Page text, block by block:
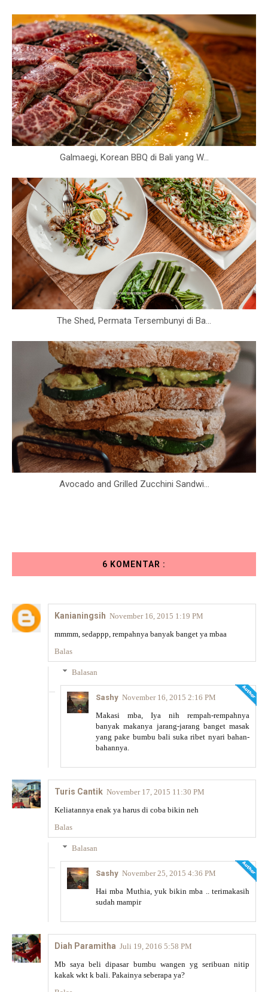
Galmaegi, Korean BBQ di Bali yang W...
The Shed, Permata Tersembunyi di Ba...
Avocado and Grilled Zucchini Sandwi...
6 KOMENTAR :
Kanianingsih November 16, 2015 1:19 PM
mmmm, sedappp, rempahnya banyak banget ya mbaa
Balas
Balasan
Sashy November 16, 2015 2:16 PM
Makasi mba, Iya nih rempah-rempahnya
banyak makanya jarang-jarang banget masak
yang pake bumbu bali suka ribet nyari bahan-
bahannya.
Turis Cantik November 17, 2015 11:30 PM
Keliatannya enak ya harus di coba bikin neh
Balas
Balasan
Sashy November 25, 2015 4:36 PM
Hai mba Muthia, yuk bikin mba .. terimakasih
sudah mampir
Diah Paramitha Juli 19, 2016 5:58 PM
Mb saya beli dipasar bumbu wangen yg seribuan nitip
kakak wkt k bali. Pakainya seberapa ya?